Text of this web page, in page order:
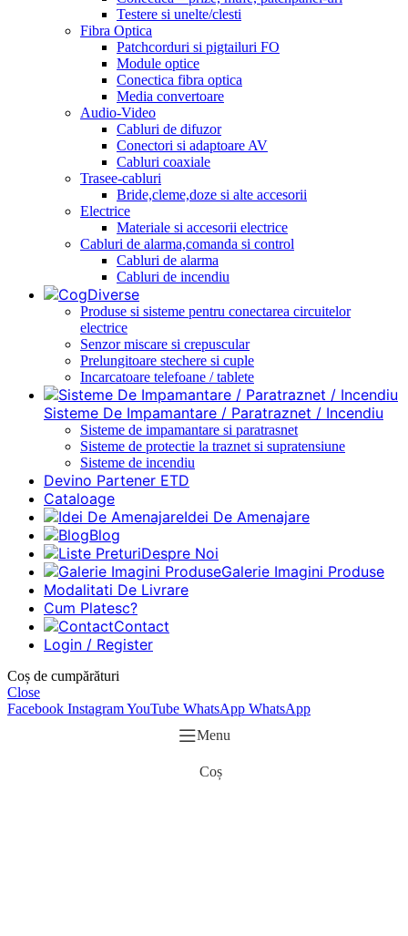
Testere si unelte/clesti
Fibra Optica
Patchcorduri si pigtailuri FO
Module optice
Conectica fibra optica
Media convertoare
Audio-Video
Cabluri de difuzor
Conectori si adaptoare AV
Cabluri coaxiale
Trasee-cabluri
Bride,cleme,doze si alte accesorii
Electrice
Materiale si accesorii electrice
Cabluri de alarma,comanda si control
Cabluri de alarma
Cabluri de incendiu
Diverse
Produse si sisteme pentru conectarea circuitelor
electrice
Senzor miscare si crepuscular
Prelungitoare stechere si cuple
Incarcatoare telefoane / tablete
Sisteme De Impamantare / Paratraznet / Incendiu
Sisteme de impamantare si paratrasnet
Sisteme de protectie la traznet si supratensiune
Sisteme de incendiu
Devino Partener ETD
Cataloage
Idei De Amenajare
Blog
Despre Noi
Galerie Imagini Produse
Modalitati De Livrare
Cum Platesc?
Contact
Login / Register
Coș de cumpărături
Close
Facebook InstagramYouTube WhatsApp WhatsApp
Menu
Coș